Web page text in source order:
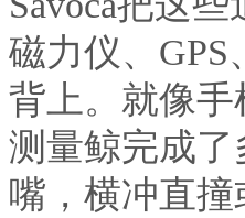
磁力仪、
背上。就像手
测量鲸完成
嘴，横冲直